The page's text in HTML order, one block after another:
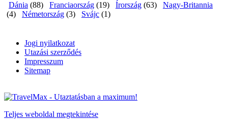
Dánia (88) Franciaország (19) Írország (63)
Nagy-Britannia
(4)
Németország (3) Svájc (1)
Jogi nyilatkozat
Utazási szerződés
Impresszum
Sitemap
Teljes weboldal megtekintése